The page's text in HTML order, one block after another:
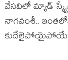
వేసవిలో మ్యాడ్
నాగవంశీ..
కుదేలైపోయైపోయే